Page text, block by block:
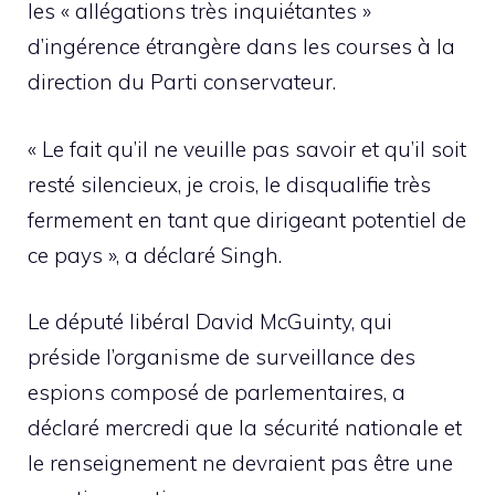
les « allégations très inquiétantes »
d’ingérence étrangère dans les courses à la
direction du Parti conservateur.
« Le fait qu’il ne veuille pas savoir et qu’il soit
resté silencieux, je crois, le disqualifie très
fermement en tant que dirigeant potentiel de
ce pays », a déclaré Singh.
Le député libéral David McGuinty, qui
préside l’organisme de surveillance des
espions composé de parlementaires, a
déclaré mercredi que la sécurité nationale et
le renseignement ne devraient pas être une